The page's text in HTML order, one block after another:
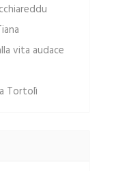
vita audace
Tortolì